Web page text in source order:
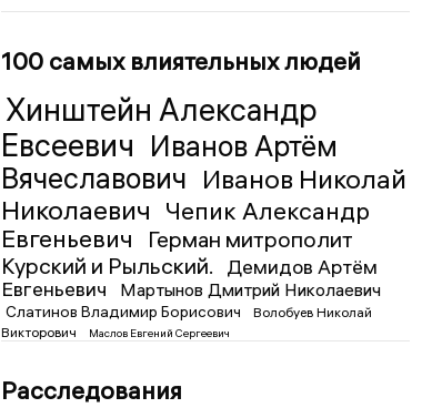
100 самых влиятельных людей
Хинштейн Александр
Евсеевич Иванов Артём
Вячеславович Иванов Николай
Николаевич Чепик Александр
Евгеньевич
Герман митрополит
Курский и Рыльский.
Демидов Артём
Евгеньевич
Мартынов Дмитрий Николаевич
Слатинов Владимир Борисович
Волобуев Николай
Викторович
Маслов Евгений Сергеевич
Расследования